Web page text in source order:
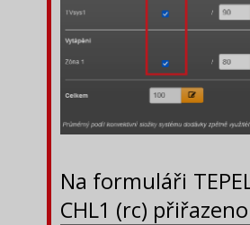
Na formuláři
CHL1 (rc)